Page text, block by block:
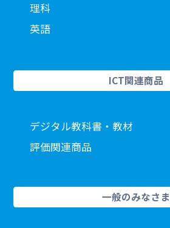
理科
英語
ICT関連商品
デジタル教科書・教材
評価関連商品
一般のみなさま